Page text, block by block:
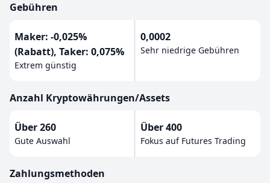
Gebühren
Maker: -0,025%
(Rabatt), Taker: 0,075%
Extrem günstig
0,0002
Sehr niedrige Gebühren
Anzahl Kryptowährungen/Assets
Über 260
Gute Auswahl
Über 400
Fokus auf Futures Trading
Zahlungsmethoden